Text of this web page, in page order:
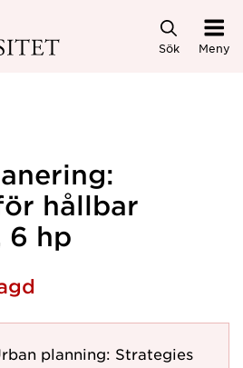
Sök Meny
hållbar
6 hp
planning: Strategies